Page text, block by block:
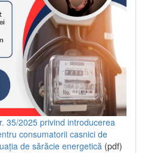
35/2025 privind introducerea
consumatorii casnici de
de sărăcie energetică (pdf)